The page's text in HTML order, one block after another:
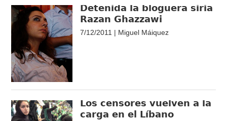
Detenida la bloguera siria
Razan Ghazzawi
7/12/2011 | Miguel Máiquez
Los censores vuelven a la
carga en el Líbano